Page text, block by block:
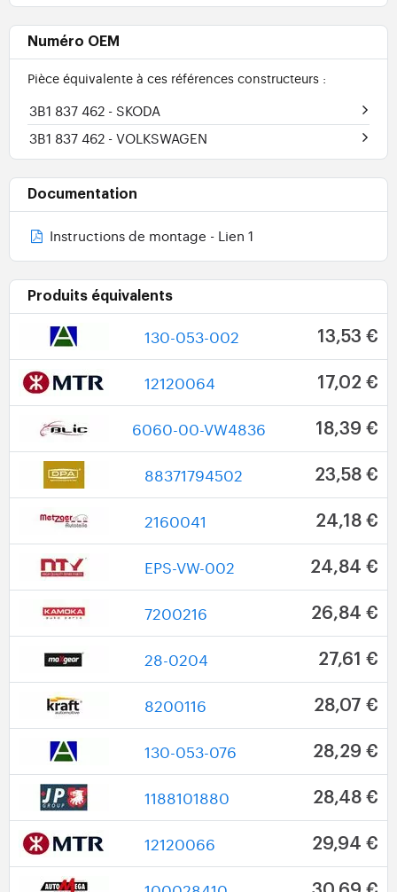
Numéro OEM
Pièce équivalente à ces références constructeurs :
3B1 837 462 - SKODA
3B1 837 462 - VOLKSWAGEN
Documentation
Instructions de montage - Lien 1
Produits équivalents
130-053-002 13,53 €
12120064 17,02 €
6060-00-VW4836 18,39 €
88371794502 23,58 €
2160041 24,18 €
EPS-VW-002 24,84 €
7200216 26,84 €
28-0204 27,61 €
8200116 28,07 €
130-053-076 28,29 €
1188101880 28,48 €
12120066 29,94 €